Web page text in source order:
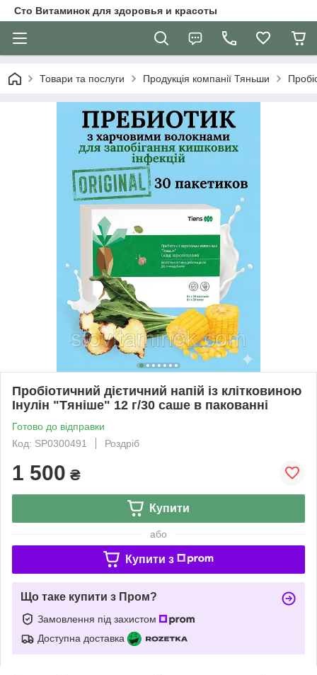
Сто Витаминок для здоровья и красоты
Товари та послуги Продукція компанії Тяньши
Пробіотичний дієтичний напій із клітковиною
Інулін "Тяніше" 12 г/30 саше в пакованні
Готово до відправки
Код: SP0300491
Роздріб
1 500 ₴
Купити
або
Купити з
Що таке купити з Пром?
Замовлення під захистом
Доступна доставка